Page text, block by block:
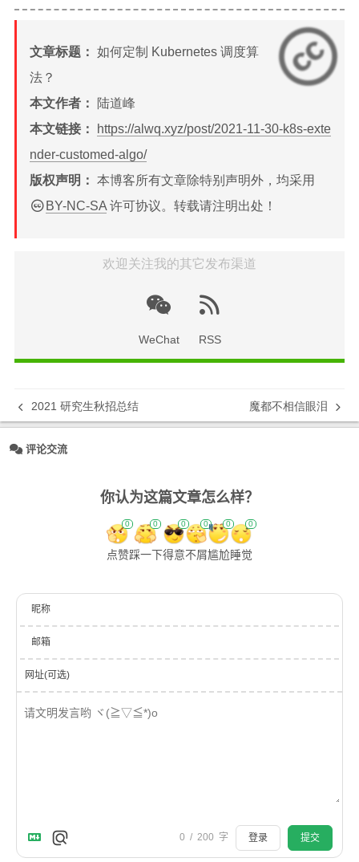
文章标题： 如何定制 Kubernetes 调度算
法？
本文作者：
陆道峰
本文链接：
https://alwq.xyz/post/2021-11-30-k8s-exte
nder-customed-algo/
版权声明： 本博客所有文章除特别声明外，均采用
BY-NC-SA 许可协议。转载请注明出处！
欢迎关注我的其它发布渠道
WeChat RSS
2021 研究生秋招总结 魔都不相信眼泪
评论交流
你认为这篇文章怎么样？
0
点赞
0
踩一下
0
得意
0
不屑
0
尴尬
0
睡觉
昵称
邮箱
网址(可选)
0 / 200 字 登录 提交